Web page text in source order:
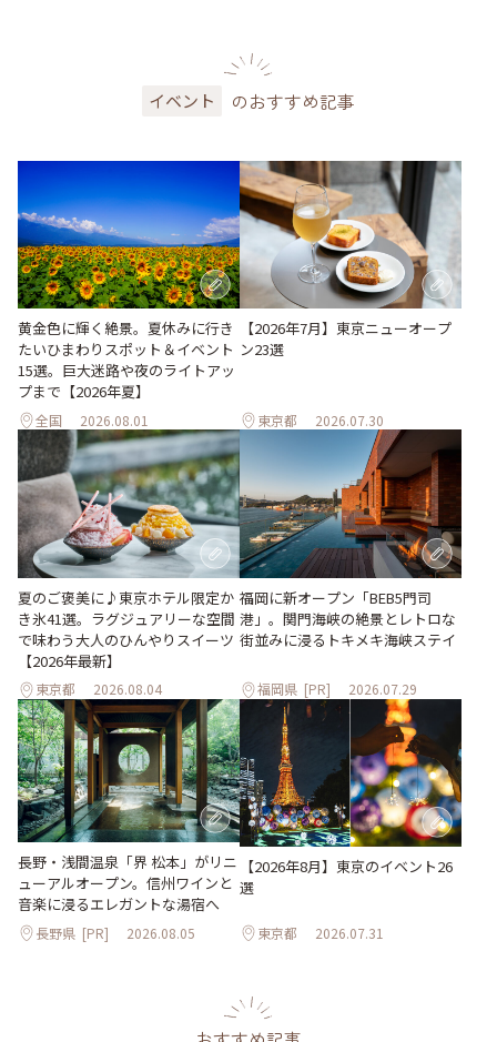
イベント のおすすめ記事
黄金色に輝く絶景。夏休みに行き
たいひまわりスポット＆イベント
15選。巨大迷路や夜のライトアッ
プまで【2026年夏】
全国 2026.08.01
【2026年7月】東京ニューオープ
ン23選
東京都 2026.07.30
夏のご褒美に♪東京ホテル限定か
き氷41選。ラグジュアリーな空間
で味わう大人のひんやりスイーツ
【2026年最新】
東京都 2026.08.04
福岡に新オープン「BEB5門司
港」。関門海峡の絶景とレトロな
街並みに浸るトキメキ海峡ステイ
福岡県 [PR] 2026.07.29
長野・浅間温泉「界 松本」がリニ
ューアルオープン。信州ワインと
音楽に浸るエレガントな湯宿へ
長野県 [PR] 2026.08.05
【2026年8月】東京のイベント26
選
東京都 2026.07.31